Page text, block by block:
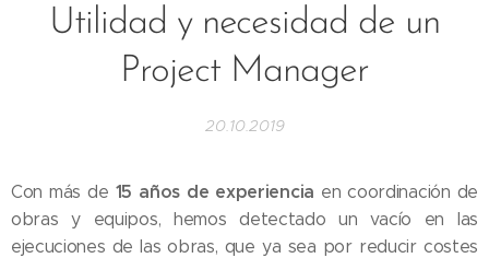
Utilidad y necesidad de un
Project Manager
20.10.2019
Con más de 15 años de experiencia en coordinación de
obras y equipos, hemos detectado un vacío en las
ejecuciones de las obras, que ya sea por reducir costes